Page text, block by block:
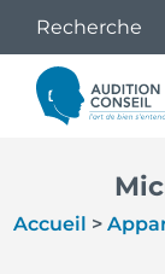
Accueil >